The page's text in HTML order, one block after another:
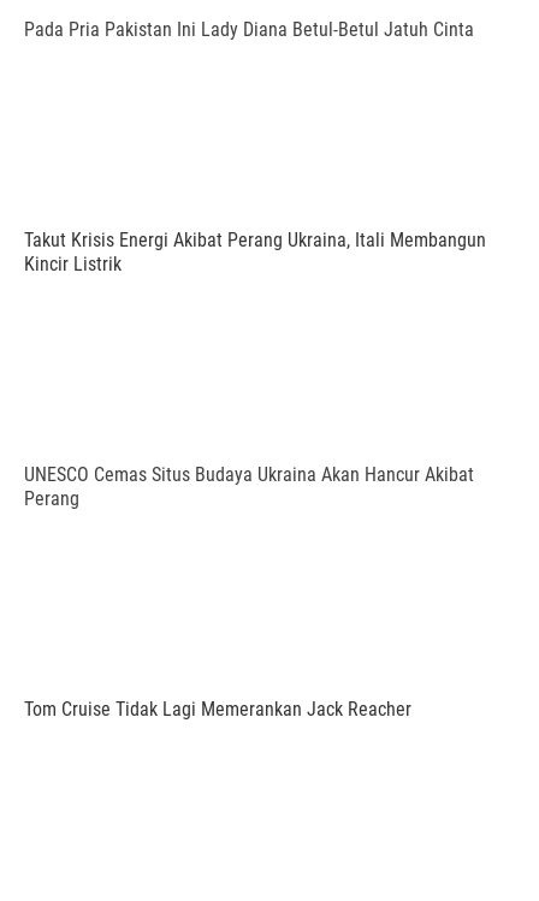
Pada Pria Pakistan Ini Lady Diana Betul-Betul Jatuh Cinta
Takut Krisis Energi Akibat Perang Ukraina, Itali Membangun
Kincir Listrik
UNESCO Cemas Situs Budaya Ukraina Akan Hancur Akibat
Perang
Tom Cruise Tidak Lagi Memerankan Jack Reacher